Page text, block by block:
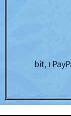
עובדים עם כל כרטיסי האשראי וגם PayPal ו bit,